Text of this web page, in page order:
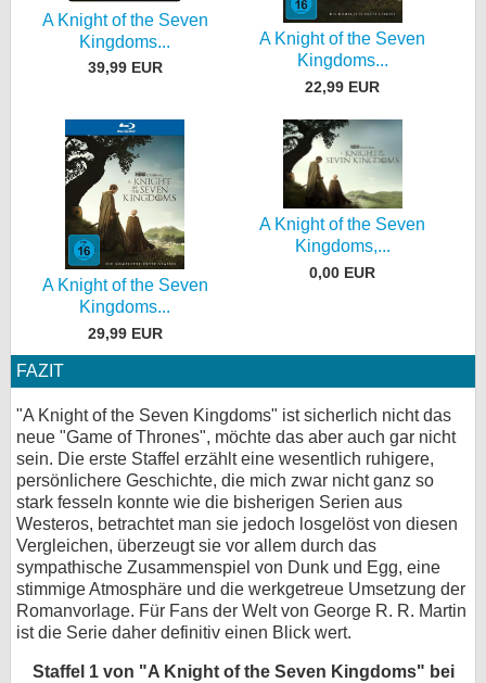
A Knight of the Seven
Kingdoms...
39,99 EUR
A Knight of the Seven
Kingdoms...
22,99 EUR
A Knight of the Seven
Kingdoms...
29,99 EUR
A Knight of the Seven
Kingdoms,...
0,00 EUR
FAZIT
"A Knight of the Seven Kingdoms" ist sicherlich nicht das
neue "Game of Thrones", möchte das aber auch gar nicht
sein. Die erste Staffel erzählt eine wesentlich ruhigere,
persönlichere Geschichte, die mich zwar nicht ganz so
stark fesseln konnte wie die bisherigen Serien aus
Westeros, betrachtet man sie jedoch losgelöst von diesen
Vergleichen, überzeugt sie vor allem durch das
sympathische Zusammenspiel von Dunk und Egg, eine
stimmige Atmosphäre und die werkgetreue Umsetzung der
Romanvorlage. Für Fans der Welt von George R. R. Martin
ist die Serie daher definitiv einen Blick wert.
Staffel 1 von "A Knight of the Seven Kingdoms" bei